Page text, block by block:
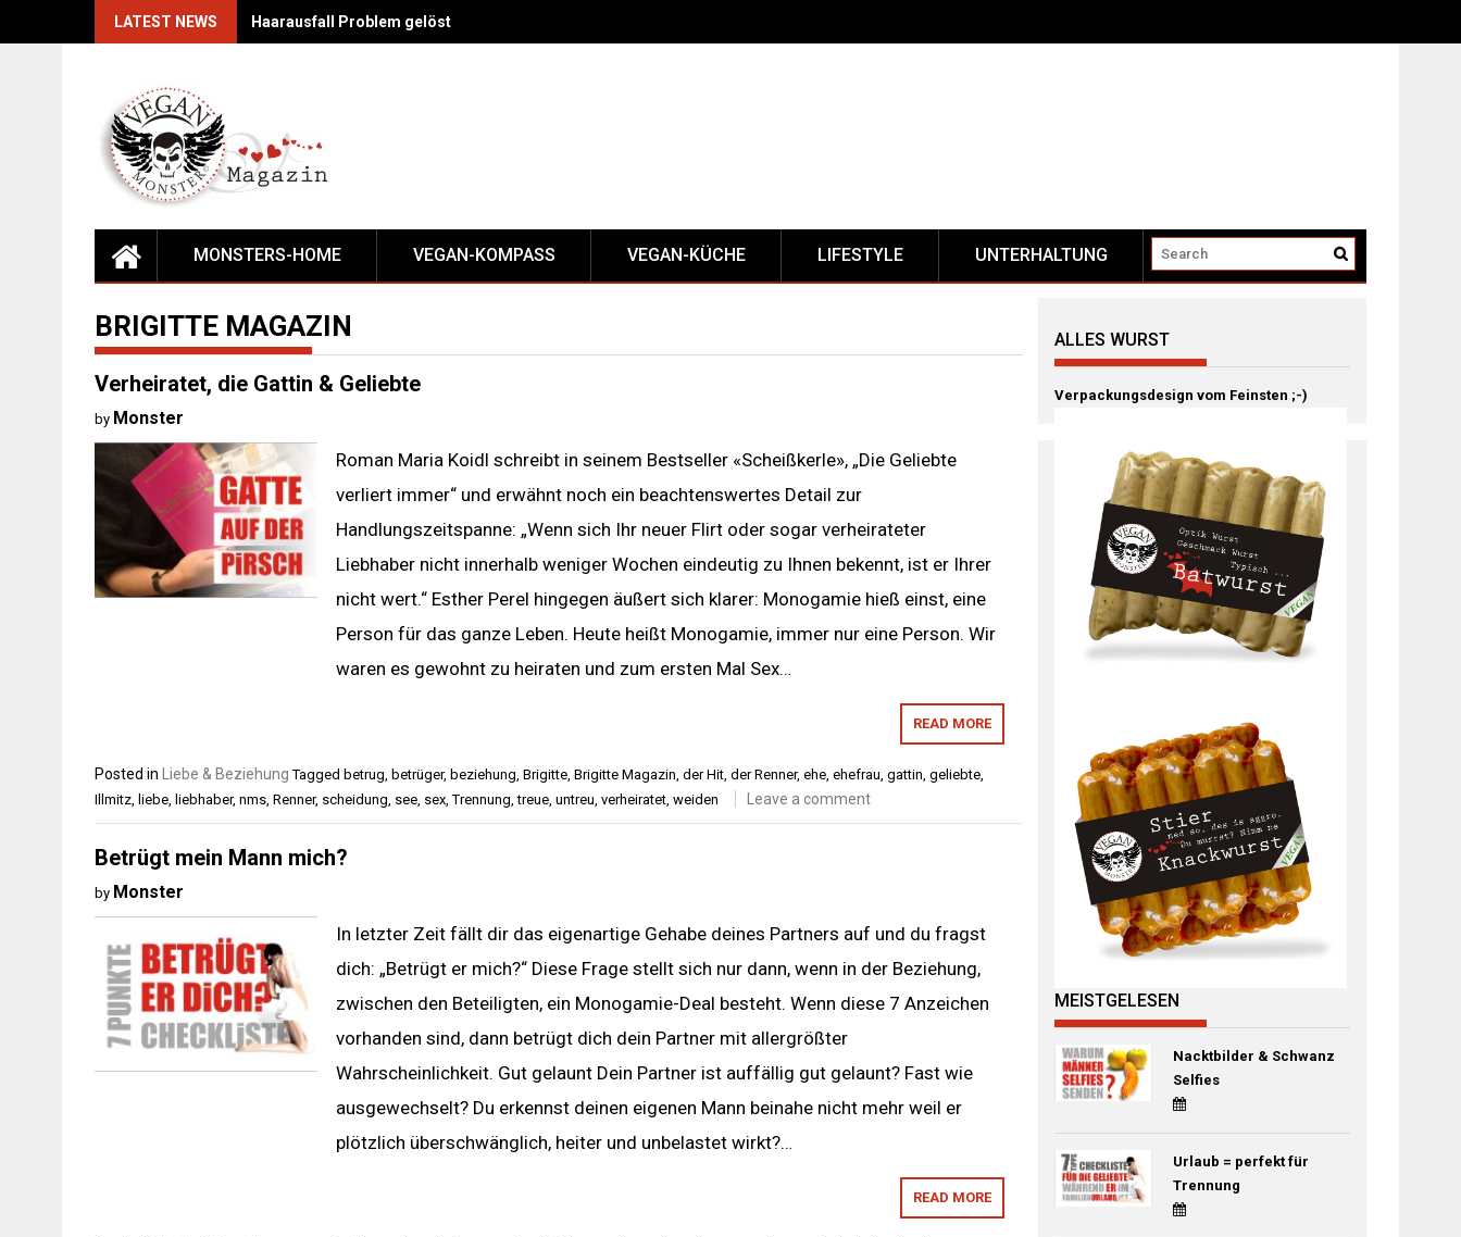
LATEST NEWS Haarausfall Problem gelöst
MONSTERS-HOME VEGAN-KOMPASS VEGAN-KÜCHE LIFESTYLE UNTERHALTUNG
BRIGITTE MAGAZIN
Verheiratet, die Gattin & Geliebte
by Monster
Roman Maria Koidl schreibt in seinem Bestseller «Scheißkerle», „Die Geliebte
verliert immer“ und erwähnt noch ein beachtenswertes Detail zur
Handlungszeitspanne: „Wenn sich Ihr neuer Flirt oder sogar verheirateter
Liebhaber nicht innerhalb weniger Wochen eindeutig zu Ihnen bekennt, ist er Ihrer
nicht wert.“ Esther Perel hingegen äußert sich klarer: Monogamie hieß einst, eine
Person für das ganze Leben. Heute heißt Monogamie, immer nur eine Person. Wir
waren es gewohnt zu heiraten und zum ersten Mal Sex…
READ MORE
Posted in Liebe & Beziehung Tagged betrug, betrüger, beziehung, Brigitte, Brigitte Magazin, der Hit, der Renner, ehe, ehefrau, gattin, geliebte,
Illmitz, liebe, liebhaber, nms, Renner, scheidung, see, sex,Trennung,treue, untreu, verheiratet, weiden Leave a comment
Betrügt mein Mann mich?
by Monster
In letzter Zeit fällt dir das eigenartige Gehabe deines Partners auf und du fragst
dich: „Betrügt er mich?“ Diese Frage stellt sich nur dann, wenn in der Beziehung,
zwischen den Beteiligten, ein Monogamie-Deal besteht. Wenn diese 7 Anzeichen
vorhanden sind, dann betrügt dich dein Partner mit allergrößter
Wahrscheinlichkeit. Gut gelaunt Dein Partner ist auffällig gut gelaunt? Fast wie
ausgewechselt? Du erkennst deinen eigenen Mann beinahe nicht mehr weil er
plötzlich überschwänglich, heiter und unbelastet wirkt?…
READ MORE
ALLES WURST
Verpackungsdesign vom Feinsten ;-)
MEISTGELESEN
Nacktbilder & Schwanz
Selfies
Urlaub = perfekt für
Trennung